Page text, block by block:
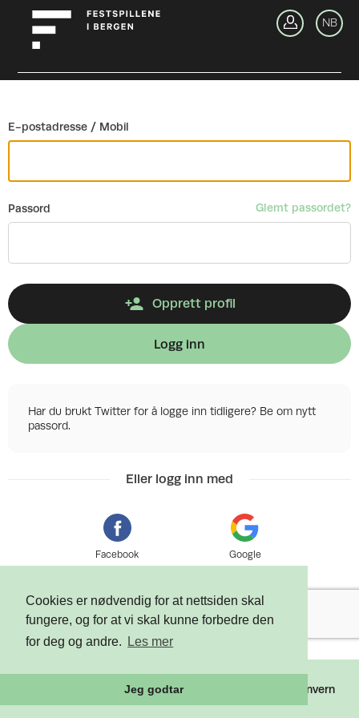
Cookies er nødvendig for at nettsiden skal
fungere, og for at vi skal kunne forbedre den
for deg og andre.
Les mer
Jeg godtar
NB
E-postadresse / Mobil
Passord Glemt passordet?
Opprett profil
Logg inn
Har du brukt Twitter for å logge inn tidligere? Be om nytt
passord.
Eller logg inn med
Facebook Google
2026 Tixly AS - Powered by Personvern